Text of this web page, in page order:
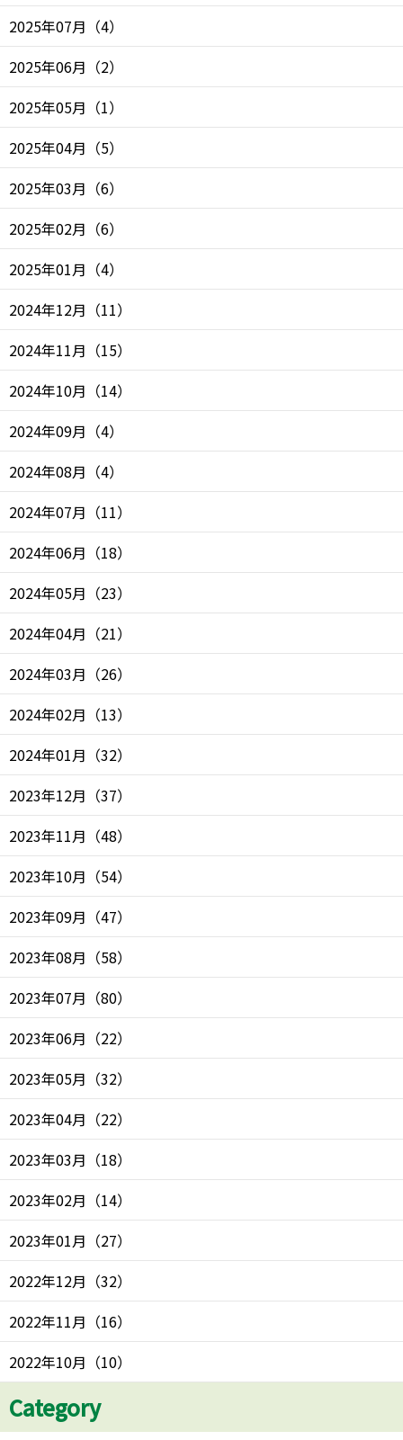
2025年07月 （4）
2025年06月 （2）
2025年05月 （1）
2025年04月 （5）
2025年03月 （6）
2025年02月 （6）
2025年01月 （4）
2024年12月 （11）
2024年11月 （15）
2024年10月 （14）
2024年09月 （4）
2024年08月 （4）
2024年07月 （11）
2024年06月 （18）
2024年05月 （23）
2024年04月 （21）
2024年03月 （26）
2024年02月 （13）
2024年01月 （32）
2023年12月 （37）
2023年11月 （48）
2023年10月 （54）
2023年09月 （47）
2023年08月 （58）
2023年07月 （80）
2023年06月 （22）
2023年05月 （32）
2023年04月 （22）
2023年03月 （18）
2023年02月 （14）
2023年01月 （27）
2022年12月 （32）
2022年11月 （16）
2022年10月 （10）
Category